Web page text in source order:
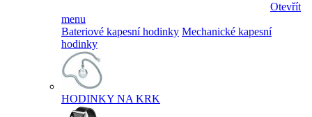
Otevřít
menu
Bateriové kapesní hodinky Mechanické kapesní
hodinky
HODINKY NA KRK